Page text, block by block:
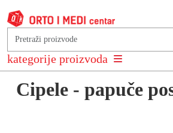
kategorije proizvoda
Natrag na: Anatomske cipele
Cipele - papuče